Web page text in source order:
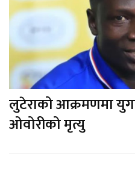
लुटेराको आक्रमणमा
ओवोरीको मृत्यु